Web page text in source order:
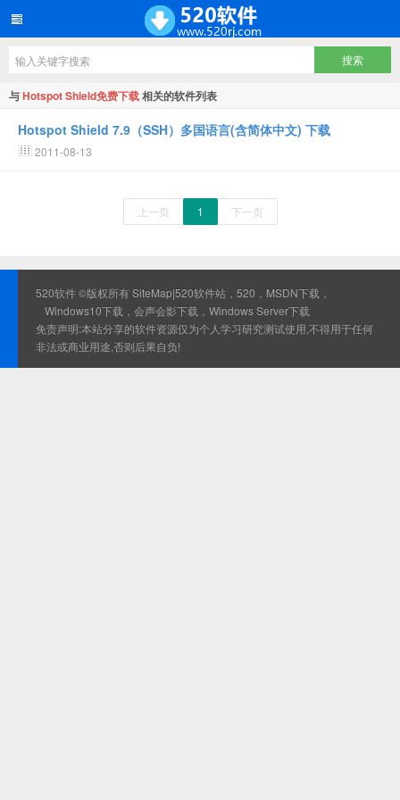
与Hotspot Shield免费下载相关的软件列表
Hotspot Shield 7.9（SSH）多国语言(含简体中文) 下载
2011-08-13
上一页 1 下一页
520软件 ©版权所有SiteMap|520软件站，520，MSDN下载，
Windows10下载，会声会影下载，Windows Server下载
免责声明:本站分享的软件资源仅为个人学习研究测试使用,不得用于任何
非法或商业用途,否则后果自负!